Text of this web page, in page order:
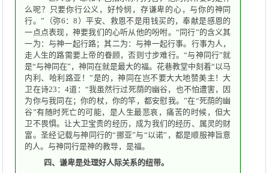
么呢？只要你行公义，好怜悯，存谦卑的心，与你的神同
行。”（弥6：8）平安、救恩不是用钱买的，奉献是感恩的
一点点表现，神要我们的心听从他的吩咐。“同行”的含义其
一为：与神一起行路；其二为：与神一起行事。行事为人，
走人生的路需要上帝的眷顾，否则寸步难行。“与神同行”就
是“与神同在”，神同在就是最大的福。花巷教堂中刻着“以马
内利、哈利路亚！”是的，神同在岂不要大大地赞美主！大
卫在诗23：4道：“我虽然行过死荫的幽谷，也不怕遭害，因
为你与我同在；你的杖，你的竿，都安慰我。”在“死荫的幽
谷”有随时死亡的可能，是人生最悲哀，痛苦的时候，但大
卫不畏惧。让大卫宝贵的经历，成为我们的经历、属灵的财
富。圣经记载与神同行的“挪亚”与“以诺”，都是顺服神旨意
的人。与神同行是神的教导，是福。
四、谦卑是处理好人际关系的纽带。